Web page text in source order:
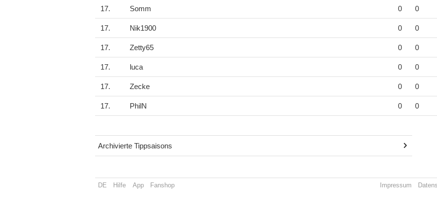
17. Somm 0 0
17. Nik1900 0 0
17. Zetty65 0 0
17. luca 0 0
17. Zecke 0 0
17. PhilN 0 0
Archivierte Tippsaisons
DE Hilfe App Fanshop Impressum